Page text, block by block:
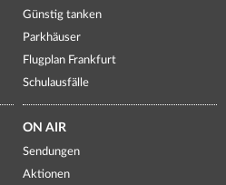
Günstig tanken
Parkhäuser
Flugplan Frankfurt
Schulausfälle
ON AIR
Sendungen
Aktionen